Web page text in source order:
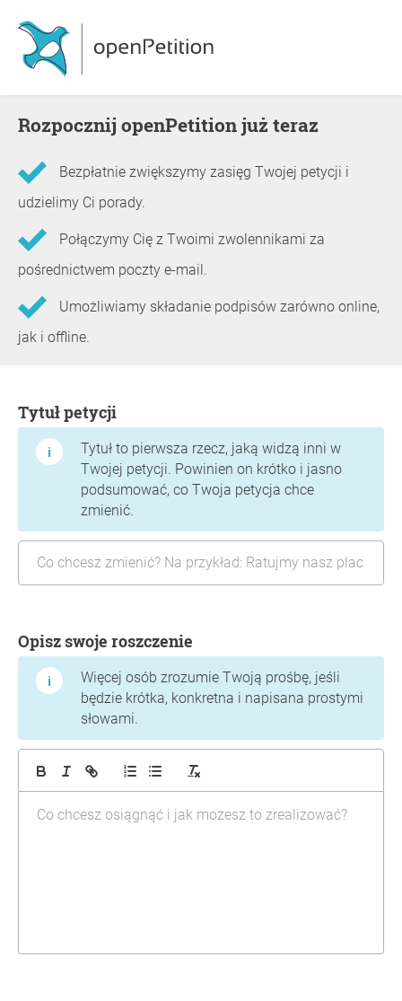
Rozpocznij openPetition już teraz
Bezpłatnie zwiększymy zasięg Twojej petycji i
udzielimy Ci porady.
Połączymy Cię z Twoimi zwolennikami za
pośrednictwem poczty e-mail.
Umożliwiamy składanie podpisów zarówno online,
jak i offline.
Tytuł petycji
Tytuł to pierwsza rzecz, jaką widzą inni w
Twojej petycji. Powinien on krótko i jasno
podsumować, co Twoja petycja chce
zmienić.
Opisz swoje roszczenie
Więcej osób zrozumie Twoją prośbę, jeśli
będzie krótka, konkretna i napisana prostymi
słowami.